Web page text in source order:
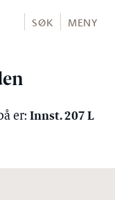
SØK MENY
er: Innst. 207 L